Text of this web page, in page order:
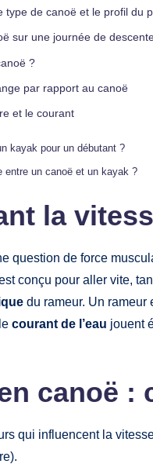
type de canoë et le profil du
sur une journée de
?
par rapport au canoë
et le courant
kayak pour un débutant ?
un canoë et un kayak ?
la
question de force
conçu pour aller vite,
du rameur. Un
courant de l’eau jouent
canoë :
qui influencent la